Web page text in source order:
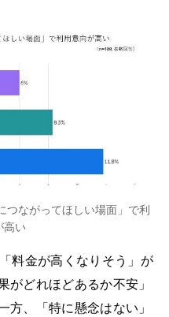
つながってほしい場面」で利
高い
料金が高くなりそう」が
がどれほどあるか不安」
方、「特に懸念はない」